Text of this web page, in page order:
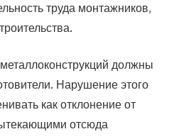
труда монтажников,
должны
Нарушение этого
как отклонение от
отсюда